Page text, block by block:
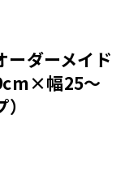
ーダーメイド
幅25～